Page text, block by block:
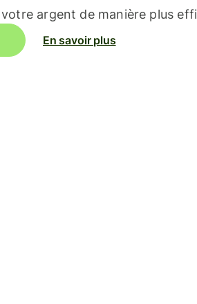
argent de manière plus
En savoir plus